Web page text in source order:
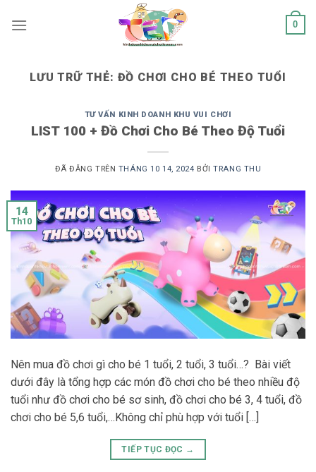
đến
0
LƯU TRỮ THẺ: ĐỒ CHƠI CHO BÉ THEO TUỔI
TƯ VẤN KINH DOANH KHU VUI CHƠI
LIST 100 + Đồ Chơi Cho Bé Theo Độ Tuổi
ĐÃ ĐĂNG TRÊN THÁNG 10 14, 2024 BỞITRANG THU
14
Th10
Nên mua đồ chơi gì cho bé 1 tuổi, 2 tuổi, 3 tuổi…? Bài viết
dưới đây là tổng hợp các món đồ chơi cho bé theo nhiều độ
tuổi như đồ chơi cho bé sơ sinh, đồ chơi cho bé 3, 4 tuổi, đồ
chơi cho bé 5,6 tuổi,…Không chỉ phù hợp với tuổi […]
TIẾP TỤC ĐỌC →